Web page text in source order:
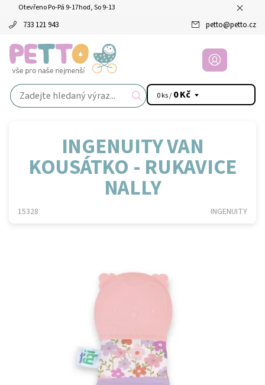
Otevřeno Po-Pá 9-17hod, So 9-13
733 121 943 petto@petto.cz
0 ks / 0 Kč
INGENUITY VAN
KOUSÁTKO - RUKAVICE
NALLY
15328 INGENUITY